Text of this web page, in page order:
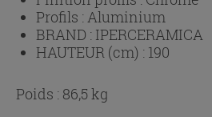
Profils :Aluminium
BRAND : IPERCERAMICA
HAUTEUR (cm) : 190
Poids : 86,5 kg